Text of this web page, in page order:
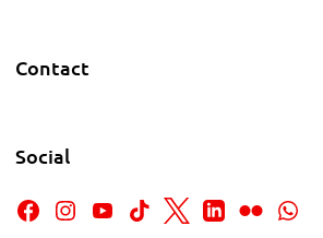
Contact
Social